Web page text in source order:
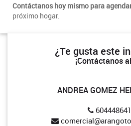
Contáctanos hoy mismo para
próximo hogar.
¿Te gusta este
¡Contáctanos
ANDREA GOMEZ